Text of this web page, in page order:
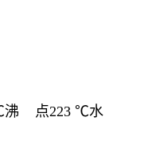
℃沸 点223 ℃水